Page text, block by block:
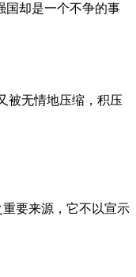
国却是一个不争的事
被无情地压缩，积压
要来源，它不以宣示